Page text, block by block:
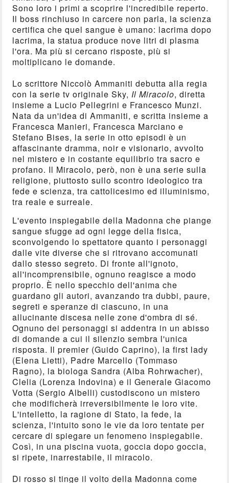
Sono loro i primi a scoprire l'incredibile reperto.
Il boss rinchiuso in carcere non parla, la scienza
certifica che quel sangue è umano: lacrima dopo
lacrima, la statua produce nove litri di plasma
l'ora. Ma più si cercano risposte, più si
moltiplicano le domande.
Lo scrittore Niccolò Ammaniti debutta alla regia
con la serie tv originale Sky, Il Miracolo, diretta
insieme a Lucio Pellegrini e Francesco Munzi.
Nata da un'idea di Ammaniti, e scritta insieme a
Francesca Manieri, Francesca Marciano e
Stefano Bises, la serie in otto episodi è un
affascinante dramma, noir e visionario, avvolto
nel mistero e in costante equilibrio tra sacro e
profano. Il Miracolo, però, non è una serie sulla
religione, piuttosto sullo scontro ideologico tra
fede e scienza, tra cattolicesimo ed illuminismo,
tra reale e surreale.
L'evento inspiegabile della Madonna che piange
sangue sfugge ad ogni legge della fisica,
sconvolgendo lo spettatore quanto i personaggi
dalle vite diverse che si ritrovano accomunati
dallo stesso segreto. Di fronte all'ignoto,
all'incomprensibile, ognuno reagisce a modo
proprio. È nello specchio dell'anima che
guardano gli autori, avanzando tra dubbi, paure,
segreti e speranze di ciascuno, in una
allucinante discesa nelle zone d'ombra di sé.
Ognuno dei personaggi si addentra in un abisso
di domande a cui il silenzio sembra l'unica
risposta. Il premier (Guido Caprino), la first lady
(Elena Lietti), Padre Marcello (Tommaso
Ragno), la biologa Sandra (Alba Rohrwacher),
Clelia (Lorenza Indovina) e il Generale Giacomo
Votta (Sergio Albelli) custodiscono un mistero
che modificherà irreversibilmente le loro vite.
L'intelletto, la ragione di Stato, la fede, la
scienza, l'intuito sono le vie da loro tentate per
cercare di spiegare un fenomeno inspiegabile.
Così, in una piscina vuota, goccia dopo goccia,
si ripete, inarrestabile, il miracolo.
Di rosso si tinge il volto della Madonna come